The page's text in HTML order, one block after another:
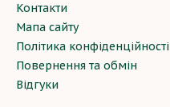
Контакти
Мапа сайту
Політика конфіденційності
Повернення та обмін
Відгуки